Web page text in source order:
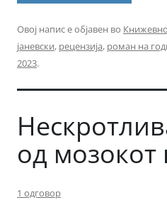
Овој напис е објавен во
јаневски, рецензија, роман на
2023.
од мозокот
1 одговор